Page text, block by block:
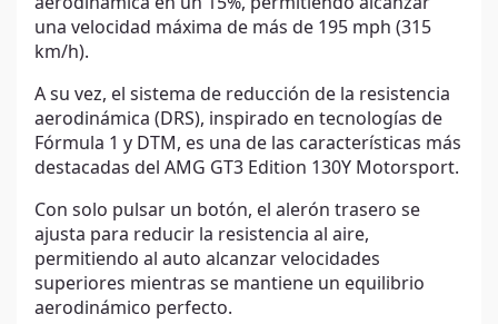
una velocidad máxima de más de 195 mph (315
km/h).
A su vez, el sistema de reducción de la resistencia
aerodinámica (DRS), inspirado en tecnologías de
Fórmula 1 y DTM, es una de las características más
destacadas del AMG GT3 Edition 130Y Motorsport.
Con solo pulsar un botón, el alerón trasero se
ajusta para reducir la resistencia al aire,
permitiendo al auto alcanzar velocidades
superiores mientras se mantiene un equilibrio
aerodinámico perfecto.